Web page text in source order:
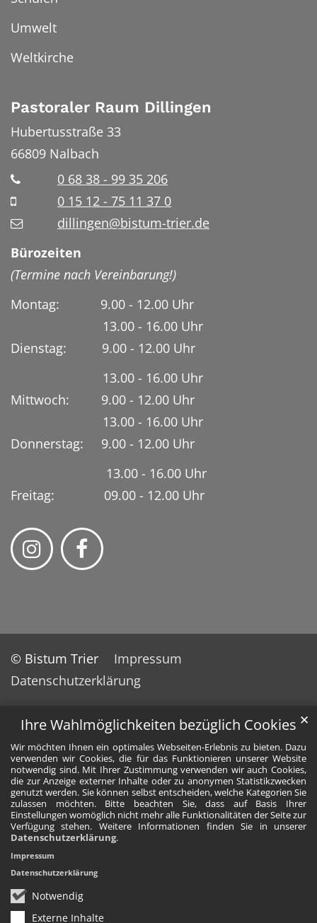
Ihre Wahlmöglichkeiten bezüglich Cookies
Wir möchten Ihnen ein optimales Webseiten-Erlebnis zu bieten. Dazu
verwenden wir Cookies, die für das Funktionieren unserer Website
notwendig sind. Mit Ihrer Zustimmung verwenden wir auch Cookies,
die zur Anzeige externer Inhalte oder zu anonymen Statistikzwecken
genutzt werden. Sie können selbst entscheiden, welche Kategorien Sie
zulassen möchten. Bitte beachten Sie, dass auf Basis Ihrer
Einstellungen womöglich nicht mehr alle Funktionalitäten der Seite zur
Verfügung stehen. Weitere Informationen finden Sie in unserer
Datenschutzerklärung.
Notwendig
Externe Inhalte
✕
Impressum
Datenschutzerklärung
Umwelt
Weltkirche
Pastoraler Raum Dillingen
Hubertusstraße 33
66809 Nalbach
0 68 38 - 99 35 206
0 15 12 - 75 11 37 0
dillingen@bistum-trier.de
Bürozeiten
(Termine nach Vereinbarung!)
Montag: 9.00 - 12.00 Uhr
13.00 - 16.00 Uhr
Dienstag:
9.00 - 12.00 Uhr
13.00 - 16.00 Uhr
Mittwoch: 9.00 - 12.00 Uhr
13.00 - 16.00 Uhr
Donnerstag: 9.00 - 12.00 Uhr
13.00 - 16.00 Uhr
Freitag: 09.00 - 12.00 Uhr
© Bistum Trier
Impressum
Datenschutzerklärung